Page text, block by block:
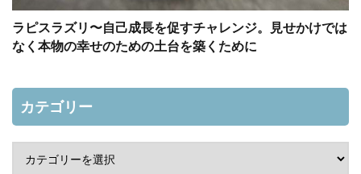
ラピスラズリ〜自己成長を促すチャレンジ。見せかけでは
なく本物の幸せのための土台を築くために
カテゴリー